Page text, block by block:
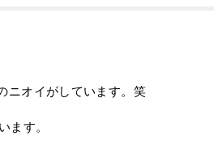
ニオイがしています。笑
ます。